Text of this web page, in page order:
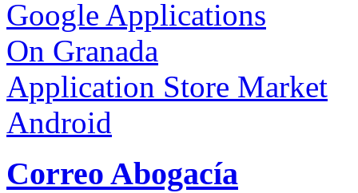
Google Applications
On Granada
Application Store Market
Android
Correo Abogacía